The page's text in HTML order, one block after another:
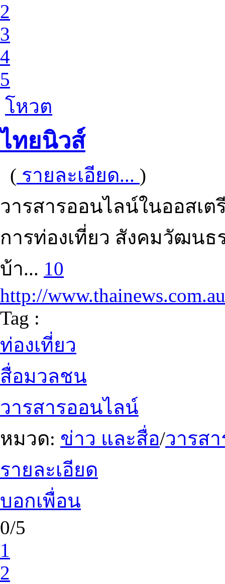
2
3
4
5
โหวต
ไทยนิวส์
( รายละเอียด... )
วารสารออนไลน์ในออสเ
การท่องเที่ยว สังคมวัฒนธ
บ้า... 10
http://www.thainews.com.au
Tag :
ท่องเที่ยว
สื่อมวลชน
วารสารออนไลน์
หมวด: ข่าว และสื่อ/วารส
รายละเอียด
บอกเพื่อน
0/5
1
2